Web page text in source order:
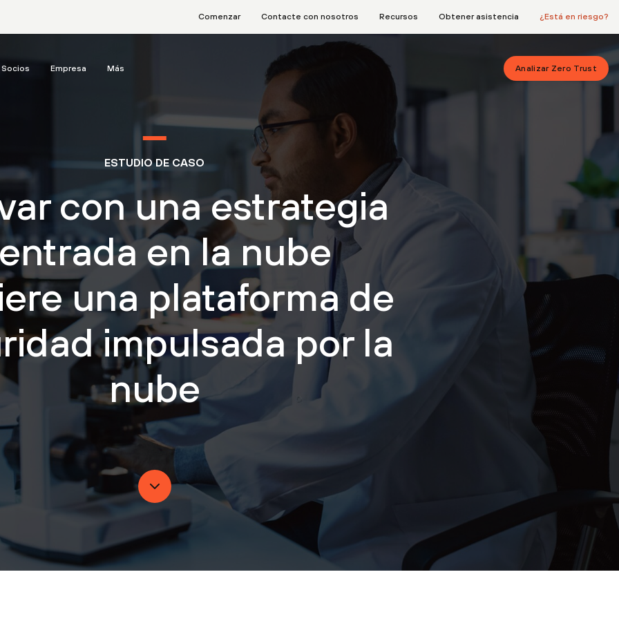
Comenzar Contacte con nosotros Recursos Obtener asistencia ¿Está en riesgo?
Socios Empresa Más Analizar Zero Trust
ESTUDIO DE CASO
con una estrategia
en la nube
una plataforma de
impulsada por la
nube